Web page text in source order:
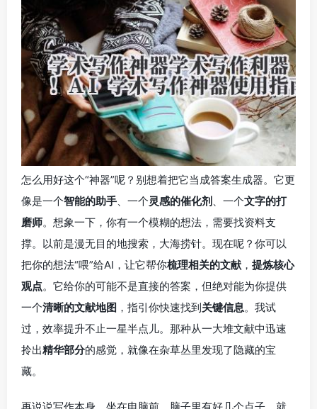
怎么用好这个“神器”呢？别想着把它当成答案生成器。它更
像是一个智能的助手 、一个灵感的催化剂 、一个文字的打
磨师。想象一下，你有一个模糊的想法，需要找资料支
撑。以前是漫无目的地搜索，大海捞针。现在呢？你可以
把你的想法“喂”给AI，让它帮你梳理相关的文献 ， 提炼核心
观点。它给你的可能不是直接的答案，但绝对能为你提供
一个清晰的文献地图 ，指引你快速找到关键信息。我试
过，效率提升不止一星半点儿。那种从一大堆文献中迅速
拎出精华部分的感觉，就像在杂草丛里发现了隐藏的宝
藏。
再说说写作本身。坐在电脑前，脑子里有好几个点子，就